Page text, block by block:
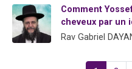
Comment
cheveux par un
Rav Gabriel